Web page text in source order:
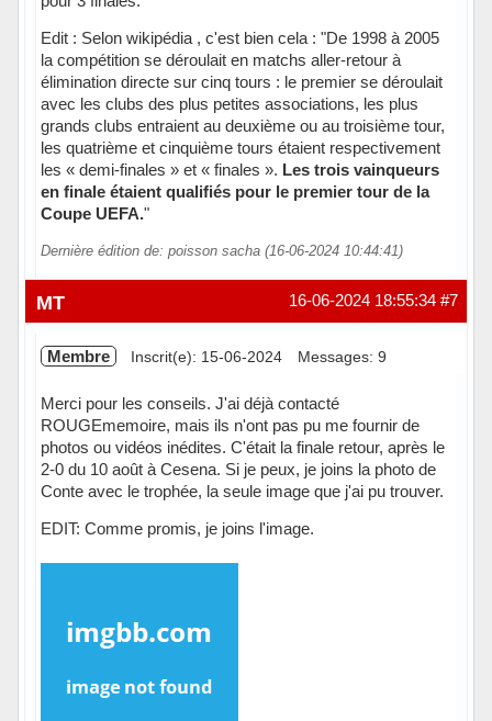
Edit : Selon wikipédia , c'est bien cela : "De 1998 à 2005
la compétition se déroulait en matchs aller-retour à
élimination directe sur cinq tours : le premier se déroulait
avec les clubs des plus petites associations, les plus
grands clubs entraient au deuxième ou au troisième tour,
les quatrième et cinquième tours étaient respectivement
les « demi-finales » et « finales ». Les trois vainqueurs
en finale étaient qualifiés pour le premier tour de la
Coupe UEFA."
Dernière édition de: poisson sacha (16-06-2024 10:44:41)
Hors ligne #7
16-06-2024 18:55:34
MT
Membre Inscrit(e): 15-06-2024 Messages: 9
Merci pour les conseils. J'ai déjà contacté
ROUGEmemoire, mais ils n'ont pas pu me fournir de
photos ou vidéos inédites. C'était la finale retour, après le
2-0 du 10 août à Cesena. Si je peux, je joins la photo de
Conte avec le trophée, la seule image que j'ai pu trouver.
EDIT: Comme promis, je joins l'image.